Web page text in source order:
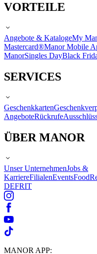
VORTEILE
Angebote & KatalogeMy
Mastercard®Manor Mobile
ManorSingles DayBlack
SERVICES
Geschenkkarten
AngeboteRückrufe
ÜBER MANOR
Unser UnternehmenJobs &
KarriereFilialenEventsFood
DEFRIT
MANOR APP: